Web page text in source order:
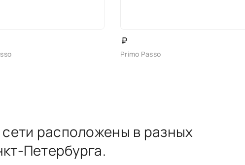
₽
Primo Passo
расположены в разных
Петербурга.